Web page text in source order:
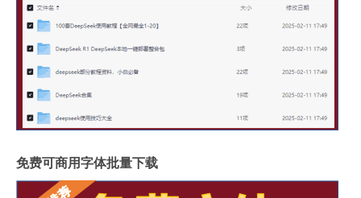
免费可商用字体批量下载